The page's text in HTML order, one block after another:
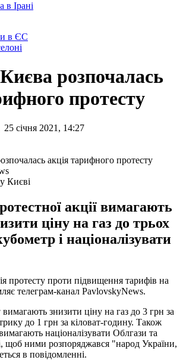
в Ірані
в ЄС
розпочалась
протесту
січня 2021, 14:27
Києві
акції вимагають
ціну на газ до трьох
і націоналізувати
протесту проти підвищення тарифів на
телеграм-канал PavlovskyNews.
знизити ціну на газ до 3 грн за
до 1 грн за кіловат-годину. Також
націоналізувати Облгази та
щоб ними розпоряджався "народ України,
в повідомленні.